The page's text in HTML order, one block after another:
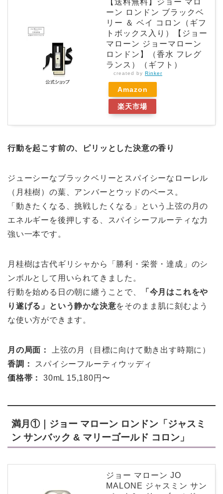
ーン ロンドン ブラックベ
リー ＆ ベイ コロン（ギフ
トボックス入り）【ジョー
マローン ジョーマローン
ロンドン】（香水 フレグ
ランス）（ギフト）
created by Rinker
Amazon
楽天市場
行動を起こす前の、ピリッとした決意の香り
ジューシーなブラックベリーとスパイシーなローレル
（月桂樹）の葉、アンバーとウッドのベース。
「動きたくなる、挑戦したくなる」という上弦の月の
エネルギーを後押しする、スパイシーフルーティな力
強い一本です。
月桂樹は古代ギリシャから「勝利・栄誉・達成」のシ
ンボルとして用いられてきました。
行動を始める日の朝に纏うことで、
「今月はこれをや
り遂げる」という静かな決意をそのまま肌に刻むよう
な使い方ができます。
月の局面：
上弦の月（目標に向けて動き出す時期に）
香調：
スパイシーフルーティウッディ
価格帯：
30mL 15,180円〜
満月①｜ジョー マローン ロンドン「ジャスミ
ン サンバック & マリーゴールド コロン」
ジョー マローン JO
MALONE ジャスミン サン